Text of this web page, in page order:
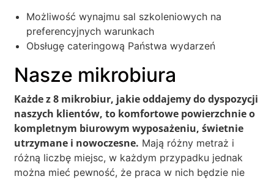
Możliwość wynajmu sal szkoleniowych na
preferencyjnych warunkach
Obsługę cateringową Państwa wydarzeń
Nasze mikrobiura
Każde z 8 mikrobiur, jakie oddajemy do dyspozycji
naszych klientów, to komfortowe powierzchnie o
kompletnym biurowym wyposażeniu, świetnie
utrzymane i nowoczesne. Mają różny metraż i
różną liczbę miejsc, w każdym przypadku jednak
można mieć pewność, że praca w nich będzie nie